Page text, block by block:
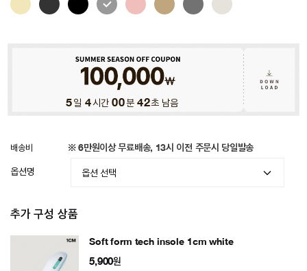
5일 4시간 00분 38초 남음
배송비 ※ 6만원이상 무료배송, 13시 이전 주문시 당일발송
옵션명
추가 구성 상품
Soft form tech insole 1cm white
5,900원